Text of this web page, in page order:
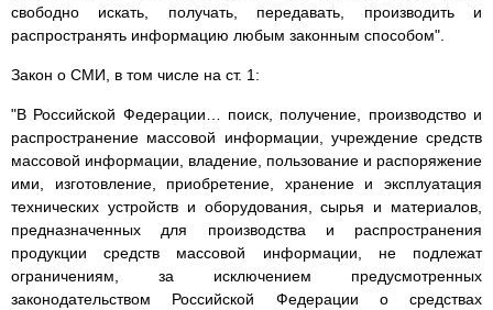
свободно искать, получать, передавать, производить и
распространять информацию любым законным способом".
Закон о СМИ, в том числе на ст. 1:
"В Российской Федерации… поиск, получение, производство и
распространение массовой информации, учреждение средств
массовой информации, владение, пользование и распоряжение
ими, изготовление, приобретение, хранение и эксплуатация
технических устройств и оборудования, сырья и материалов,
предназначенных для производства и распространения
продукции средств массовой информации, не подлежат
ограничениям, за исключением предусмотренных
законодательством Российской Федерации о средствах